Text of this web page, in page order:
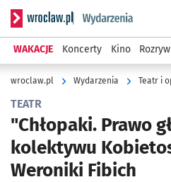
Serwis informacyjny
WAKACJE Koncerty Kino
wroclaw.pl Wydarzenia Teatr i
TEATR
"Chłopaki. Prawo
kolektywu
Weroniki Fibich